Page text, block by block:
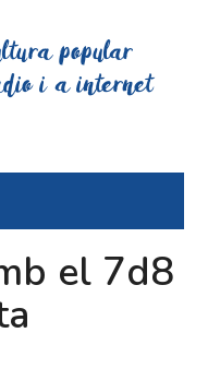
popular
i a internet
el 7d8